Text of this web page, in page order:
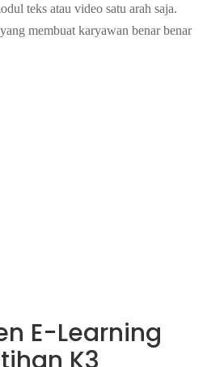
teks atau video satu arah saja.
membuat karyawan benar benar
E-Learning